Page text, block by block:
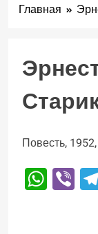
Главная
Повесть,